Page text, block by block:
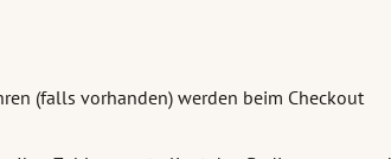
(falls vorhanden) werden beim Checkout